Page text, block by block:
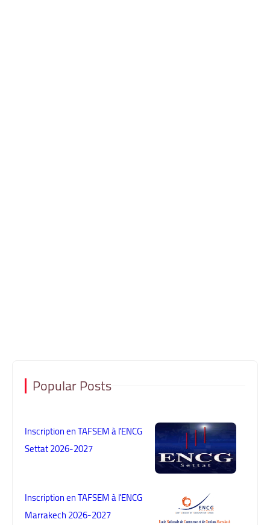
Popular Posts
Inscription en TAFSEM à l'ENCG
Settat 2026-2027
Inscription en TAFSEM à l'ENCG
Marrakech 2026-2027